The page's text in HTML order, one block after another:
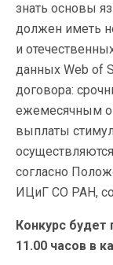
знать основы
должен иметь
и
данных Web of
договора:
ежемесячным
выплаты
согласно
ИЦиГ СО РАН,
Конкурс будет
11.00 часов в